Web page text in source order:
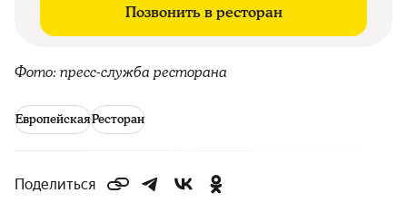
Позвонить в ресторан
Фото: пресс-служба ресторана
ЕвропейскаяРесторан
Поделиться